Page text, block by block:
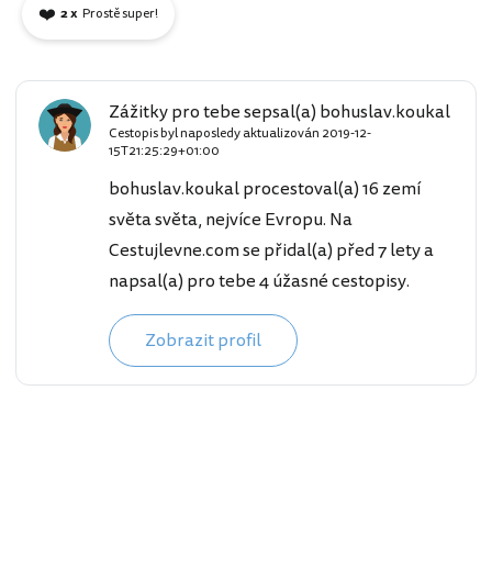
❤️ 2 x Prostě super!
Zážitky pro tebe sepsal(a) bohuslav.koukal
Cestopis byl naposledy aktualizován 2019-12-
15T21:25:29+01:00
bohuslav.koukal procestoval(a) 16 zemí
světa světa, nejvíce Evropu. Na
Cestujlevne.com se přidal(a) před 7 lety a
napsal(a) pro tebe 4 úžasné cestopisy.
Zobrazit profil